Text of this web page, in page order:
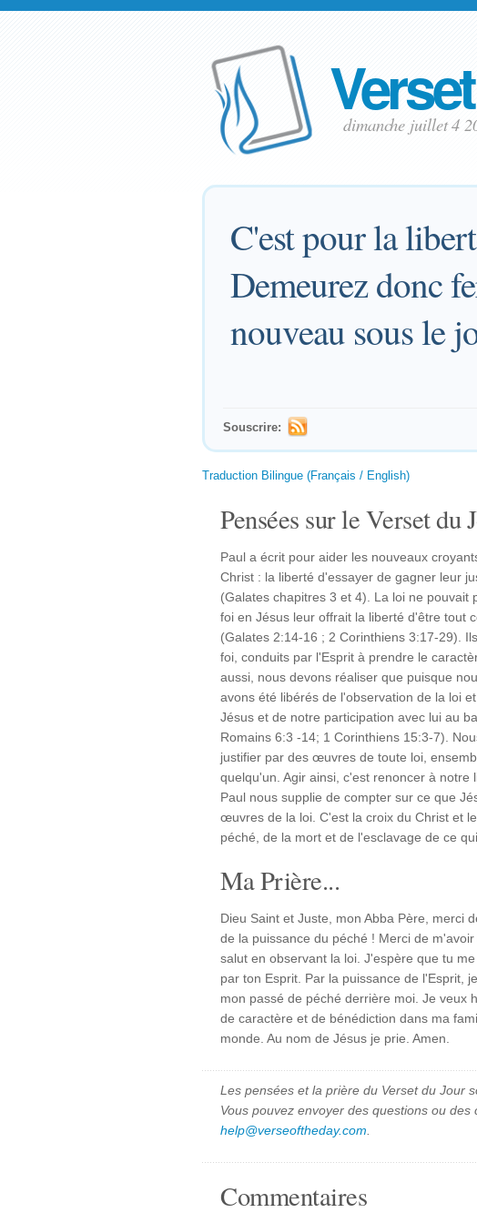
dimanche juillet 4
C'est pour la
Demeurez donc
nouveau sous le
Souscrire:
Traduction Bilingue (Français / English)
Pensées sur le Verset du
Paul a écrit pour aider les nouveaux
Christ : la liberté d'essayer de gagner leur
(Galates chapitres 3 et 4). La loi ne pouvait
foi en Jésus leur offrait la liberté d'être tout
(Galates 2:14-16 ; 2 Corinthiens 3:17-29).
foi, conduits par l'Esprit à prendre le
aussi, nous devons réaliser que puisque
avons été libérés de l'observation de la loi
Jésus et de notre participation avec lui au
Romains 6:3 -14; 1 Corinthiens 15:3-7).
justifier par des œuvres de toute loi,
quelqu'un. Agir ainsi, c'est renoncer à notre
Paul nous supplie de compter sur ce que
œuvres de la loi. C'est la croix du Christ et
péché, de la mort et de l'esclavage de ce
Ma Prière...
Dieu Saint et Juste, mon Abba Père, merci
de la puissance du péché ! Merci de
salut en observant la loi. J'espère que tu
par ton Esprit. Par la puissance de l'Esprit,
mon passé de péché derrière moi. Je veux
de caractère et de bénédiction dans ma
monde. Au nom de Jésus je prie. Amen.
Les pensées et la prière du Verset du Jour
Vous pouvez envoyer des questions ou des
help@verseoftheday.com
Commentaires